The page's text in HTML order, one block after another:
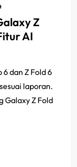
Z
AI
6 dan Z Fold 6
laporan.
Galaxy Z Fold